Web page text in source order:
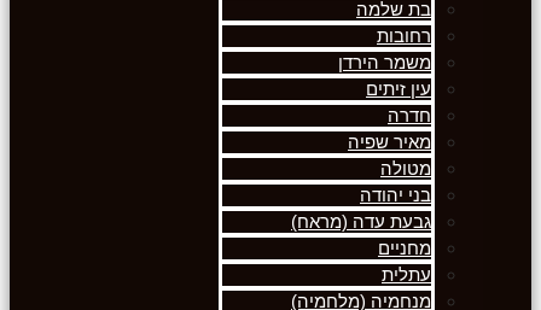
בת שלמה
רחובות
משמר הירדן
עין זיתים
חדרה
מאיר שפיה
מטולה
בני יהודה
גבעת עדה (מראח)
מחניים
עתלית
מנחמיה (מלחמיה)